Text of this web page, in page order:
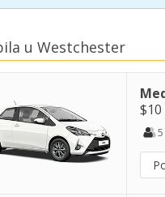
u Westchester
$10
5